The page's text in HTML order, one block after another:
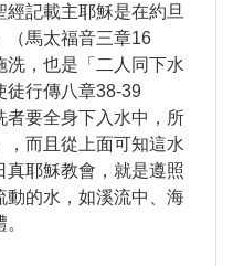
記載主耶穌是在約旦
（馬太福音三章16
洗，也是「二人同下水
行傳八章38-39
者要全身下入水中，所
，而且從上面可知這水
耶穌教會，就是遵照
動的水，如溪流中、海